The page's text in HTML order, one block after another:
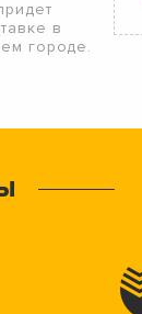
в
городе.